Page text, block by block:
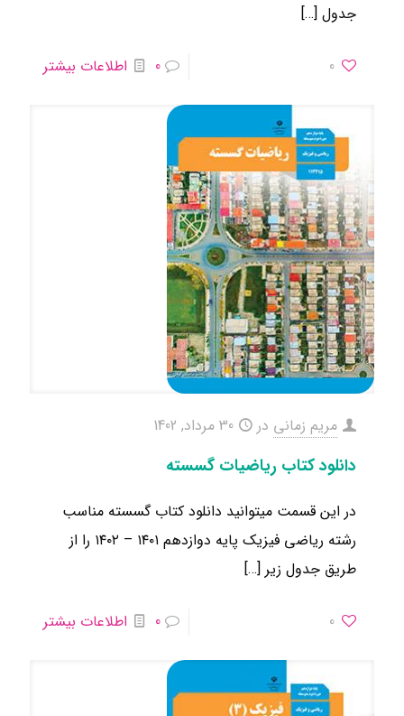
جدول […]
0
0 اطلاعات بیشتر
مریم زمانی در 30 مرداد, 1402
دانلود کتاب ریاضیات گسسته
در این قسمت میتوانید دانلود کتاب گسسته مناسب
رشته ریاضی فیزیک ​پایه دوازدهم ۱۴۰۱ – ۱۴۰۲ را از
طریق جدول زیر […]
0
0 اطلاعات بیشتر